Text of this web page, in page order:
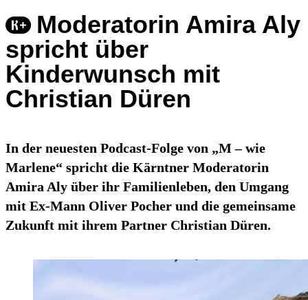
Moderatorin Amira Aly
spricht über
Kinderwunsch mit
Christian Düren
In der neuesten Podcast-Folge von „M – wie
Marlene“ spricht die Kärntner Moderatorin
Amira Aly über ihr Familienleben, den Umgang
mit Ex-Mann Oliver Pocher und die gemeinsame
Zukunft mit ihrem Partner Christian Düren.